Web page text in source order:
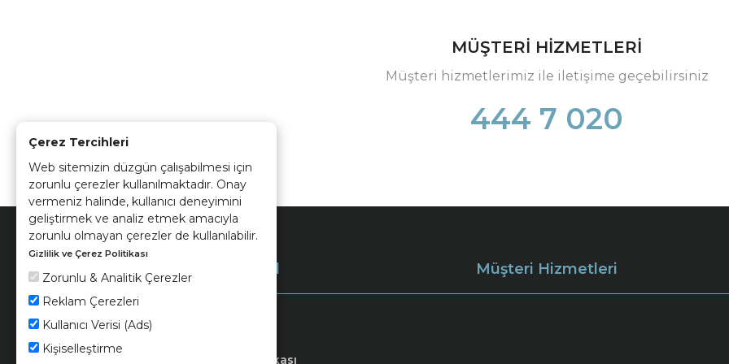
Çerez Tercihleri
Web sitemizin düzgün çalışabilmesi için
zorunlu çerezler kullanılmaktadır. Onay
vermeniz halinde, kullanıcı deneyimini
geliştirmek ve analiz etmek amacıyla
zorunlu olmayan çerezler de kullanılabilir.
Gizlilik ve Çerez Politikası
Zorunlu & Analitik Çerezler
Reklam Çerezleri
Kullanıcı Verisi (Ads)
Kişiselleştirme
MÜŞTERİ HİZMETLERİ
Müşteri hizmetlerimiz ile iletişime geçebilirsiniz
444 7 020
Müşteri Hizmetleri
Kvkk ve Çerez Politikası